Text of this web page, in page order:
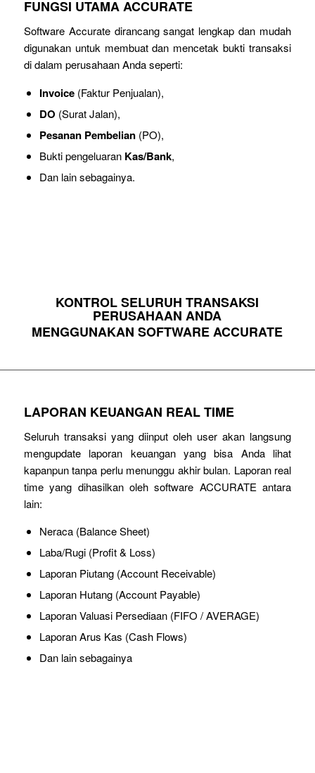
FUNGSI UTAMA ACCURATE
Software Accurate dirancang sangat lengkap dan mudah
digunakan untuk membuat dan mencetak bukti transaksi
di dalam perusahaan Anda seperti:
Invoice(Faktur Penjualan),
DO (Surat Jalan),
Pesanan Pembelian(PO),
Bukti pengeluaran Kas/Bank,
Dan lain sebagainya.
KONTROL SELURUH TRANSAKSI
PERUSAHAAN ANDA
MENGGUNAKAN SOFTWARE ACCURATE
LAPORAN KEUANGAN REAL TIME
Seluruh transaksi yang diinput oleh user akan langsung
mengupdate laporan keuangan yang bisa Anda lihat
kapanpun tanpa perlu menunggu akhir bulan. Laporan real
time yang dihasilkan oleh software ACCURATE antara
lain:
Neraca (Balance Sheet)
Laba/Rugi (Profit & Loss)
Laporan Piutang (Account Receivable)
Laporan Hutang (Account Payable)
Laporan Valuasi Persediaan (FIFO / AVERAGE)
Laporan Arus Kas (Cash Flows)
Dan lain sebagainya